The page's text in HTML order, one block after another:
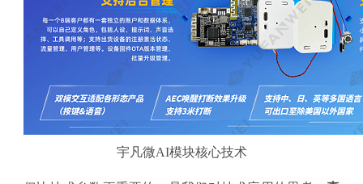
宇凡微AI模块核心技术